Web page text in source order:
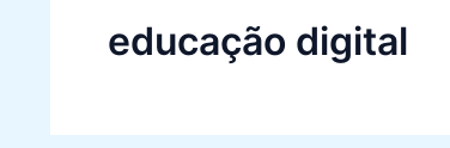
educação digital